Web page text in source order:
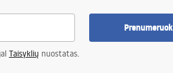
Prenumeruok
Taisyklių nuostatas.